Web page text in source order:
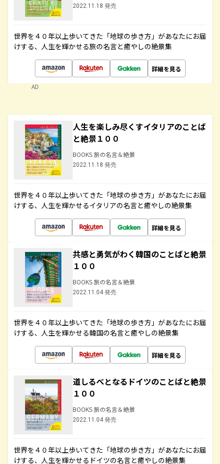
2022.11.18 発売
世界を４０年以上歩いてきた「地球の歩き方」があなたにお届
けする、人生を輝かせる旅の名言と癒やしの絶景集
詳細を見る
AD
人生を楽しみ尽くすイタリアのことば
と絶景１００
BOOKS 旅の名言＆絶景
2022.11.18 発売
世界を４０年以上歩いてきた「地球の歩き方」があなたにお届
けする、人生を輝かせるイタリアの名言と癒やしの絶景集
詳細を見る
共感と勇気がわく韓国のことばと絶景
１００
BOOKS 旅の名言＆絶景
2022.11.04 発売
世界を４０年以上歩いてきた「地球の歩き方」があなたにお届
けする、人生を輝かせる韓国の名言と癒やしの絶景集
詳細を見る
道しるべとなるドイツのことばと絶景
１００
BOOKS 旅の名言＆絶景
2022.11.04 発売
世界を４０年以上歩いてきた「地球の歩き方」があなたにお届
けする、人生を輝かせるドイツの名言と癒やしの絶景集